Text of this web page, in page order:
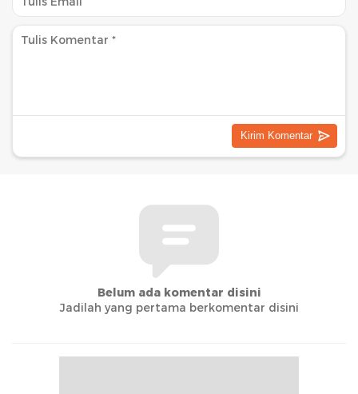
Belum ada komentar disini
Jadilah yang pertama berkomentar disini